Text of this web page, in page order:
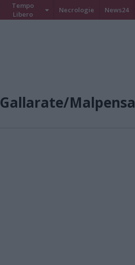
Tempo
Libero
Necrologie News24
Gallarate/Malpensa